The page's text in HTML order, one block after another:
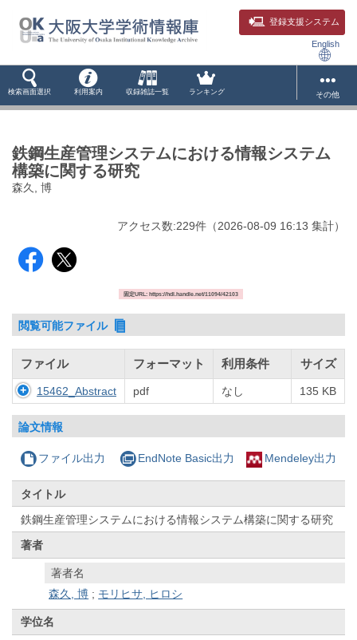
登録支援システム
English
検索画面選択 利用案内 収録雑誌一覧 ランキング その他
鉄鋼生産管理システムにおける情報システム
構築に関する研究
森久, 博
アクセス数:229件 （2026-08-09 16:13 集計）
固定URL: https://hdl.handle.net/11094/42103
閲覧可能ファイル
ファイル フォーマット 利用条件 サイズ
15462_Abstract pdf なし 135 KB
論文情報
ファイル出力 EndNote Basic出力 Mendeley出力
タイトル
鉄鋼生産管理システムにおける情報システム構築に関する研究
著者
著者名
森久, 博 ; モリヒサ, ヒロシ
学位名